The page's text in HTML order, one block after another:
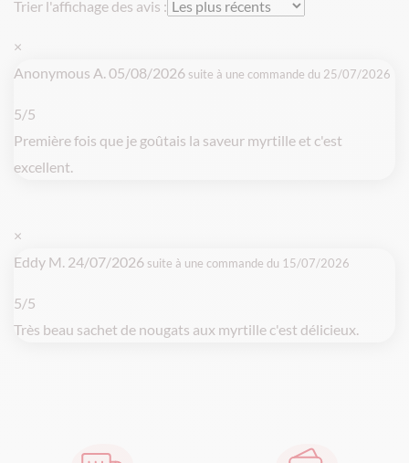
Trier l'affichage des avis :
×
Anonymous A. 05/08/2026 suite à une commande du 25/07/2026
5/5
Première fois que je goûtais la saveur myrtille et c'est
excellent.
×
Eddy M. 24/07/2026 suite à une commande du 15/07/2026
5/5
Très beau sachet de nougats aux myrtille c'est délicieux.